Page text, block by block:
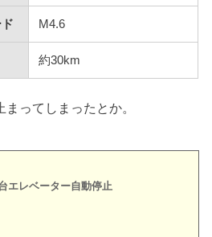
M4.6
約30km
ってしまったとか。
エレベーター自動停止